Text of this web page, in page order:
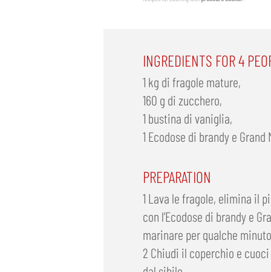
INGREDIENTS FOR 4
1 kg di fragole mature,
160 g di zucchero,
1 bustina di vaniglia,
1 Ecodose di brandy e
PREPARATION
1 Lava le fragole, elimina il
con l’Ecodose di brandy e
marinare per qualche
2 Chiudi il coperchio e